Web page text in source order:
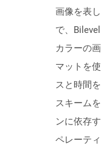
画像を表
で、
カラーの
マットを
スと時間
スキーム
ンに依存
ペレーテ